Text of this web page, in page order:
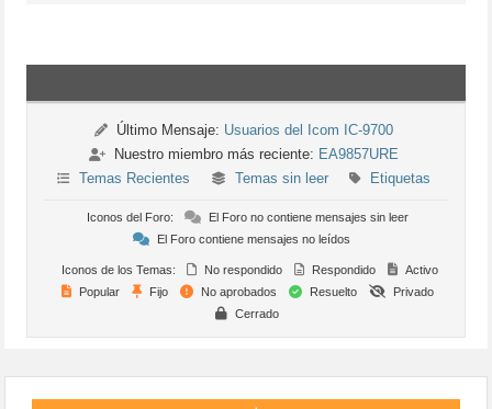
Último Mensaje: Usuarios del Icom IC-9700
Nuestro miembro más reciente: EA9857URE
Temas Recientes
Temas sin leer Etiquetas
Iconos del Foro:
El Foro no contiene mensajes sin leer
El Foro contiene mensajes no leídos
Iconos de los Temas: No respondido Respondido
Activo
Popular
Fijo No aprobados Resuelto
Privado
Cerrado